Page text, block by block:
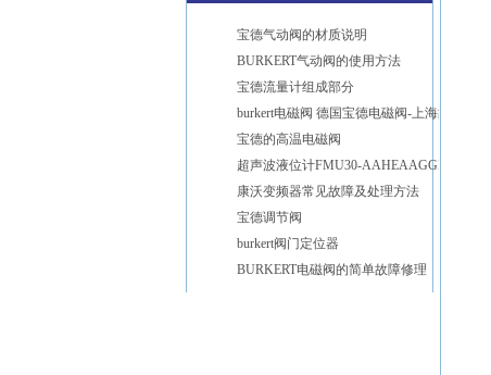
宝德气动阀的材质说明
BURKERT气动阀的使用方法
宝德流量计组成部分
宝德的高温电磁阀
康沃变频器常见故障及处理方法
宝德调节阀
burkert阀门定位器
BURKERT电磁阀的简单故障修理